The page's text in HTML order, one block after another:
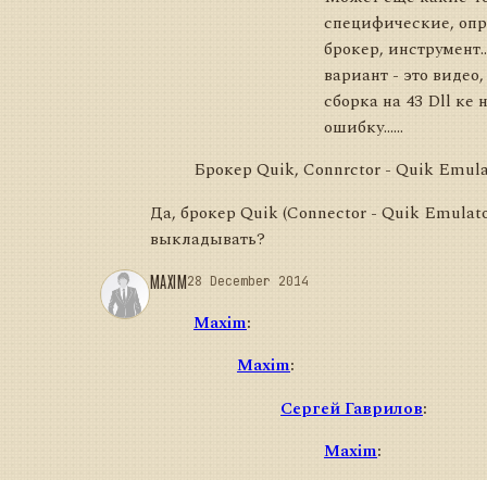
специфические,
брокер,
вариант - это
сборка на 43 Dll ке
ошибку......
Брокер Quik, Connrctor - Quik
Да, брокер Quik (Connector - Quik
выкладывать?
MAXIM28 December 2014
Maxim:
Maxim:
Сергей Гаврилов:
Maxim: